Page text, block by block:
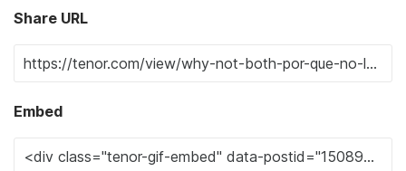
Share URL
Embed